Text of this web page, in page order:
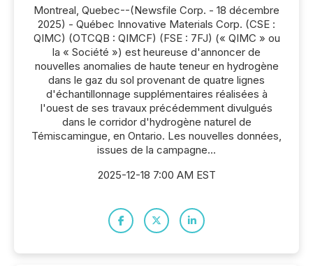
Montreal, Quebec--(Newsfile Corp. - 18 décembre
2025) - Québec Innovative Materials Corp. (CSE :
QIMC) (OTCQB : QIMCF) (FSE : 7FJ) (« QIMC » ou
la « Société ») est heureuse d'annoncer de
nouvelles anomalies de haute teneur en hydrogène
dans le gaz du sol provenant de quatre lignes
d'échantillonnage supplémentaires réalisées à
l'ouest de ses travaux précédemment divulgués
dans le corridor d'hydrogène naturel de
Témiscamingue, en Ontario. Les nouvelles données,
issues de la campagne...
2025-12-18 7:00 AM EST